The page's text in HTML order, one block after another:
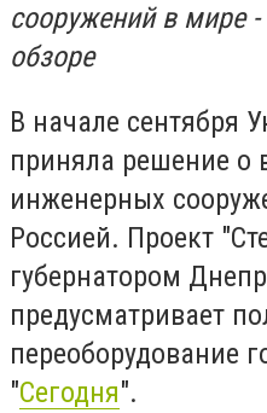
сооружений в мире
обзоре
В начале сентября
приняла решение о
инженерных
Россией. Проект
губернатором
предусматривает
переоборудование
"Сегодня".